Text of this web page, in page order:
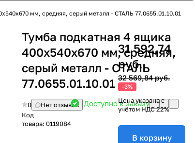
мм, средняя, серый металл - СТАЛЬ 77.0655.01.10.01
Тумба подкатная 4 ящика
400х540х670 мм, средняя,
серый металл - СТАЛЬ
77.0655.01.10.01
0
Нет отзывов
Код
товара: 0119084
Доступно к заказу
31 592,74
руб.
32 569,84 руб.
-3%
Цена указана с
учётом НДС 22%
В корзину